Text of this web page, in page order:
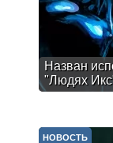
Назван
"Людях
НОВОСТЬ